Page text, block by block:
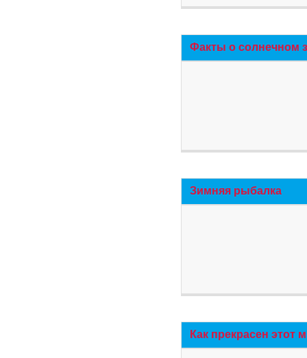
Факты о солнечном
Зимняя рыбалка
Как прекрасен этот